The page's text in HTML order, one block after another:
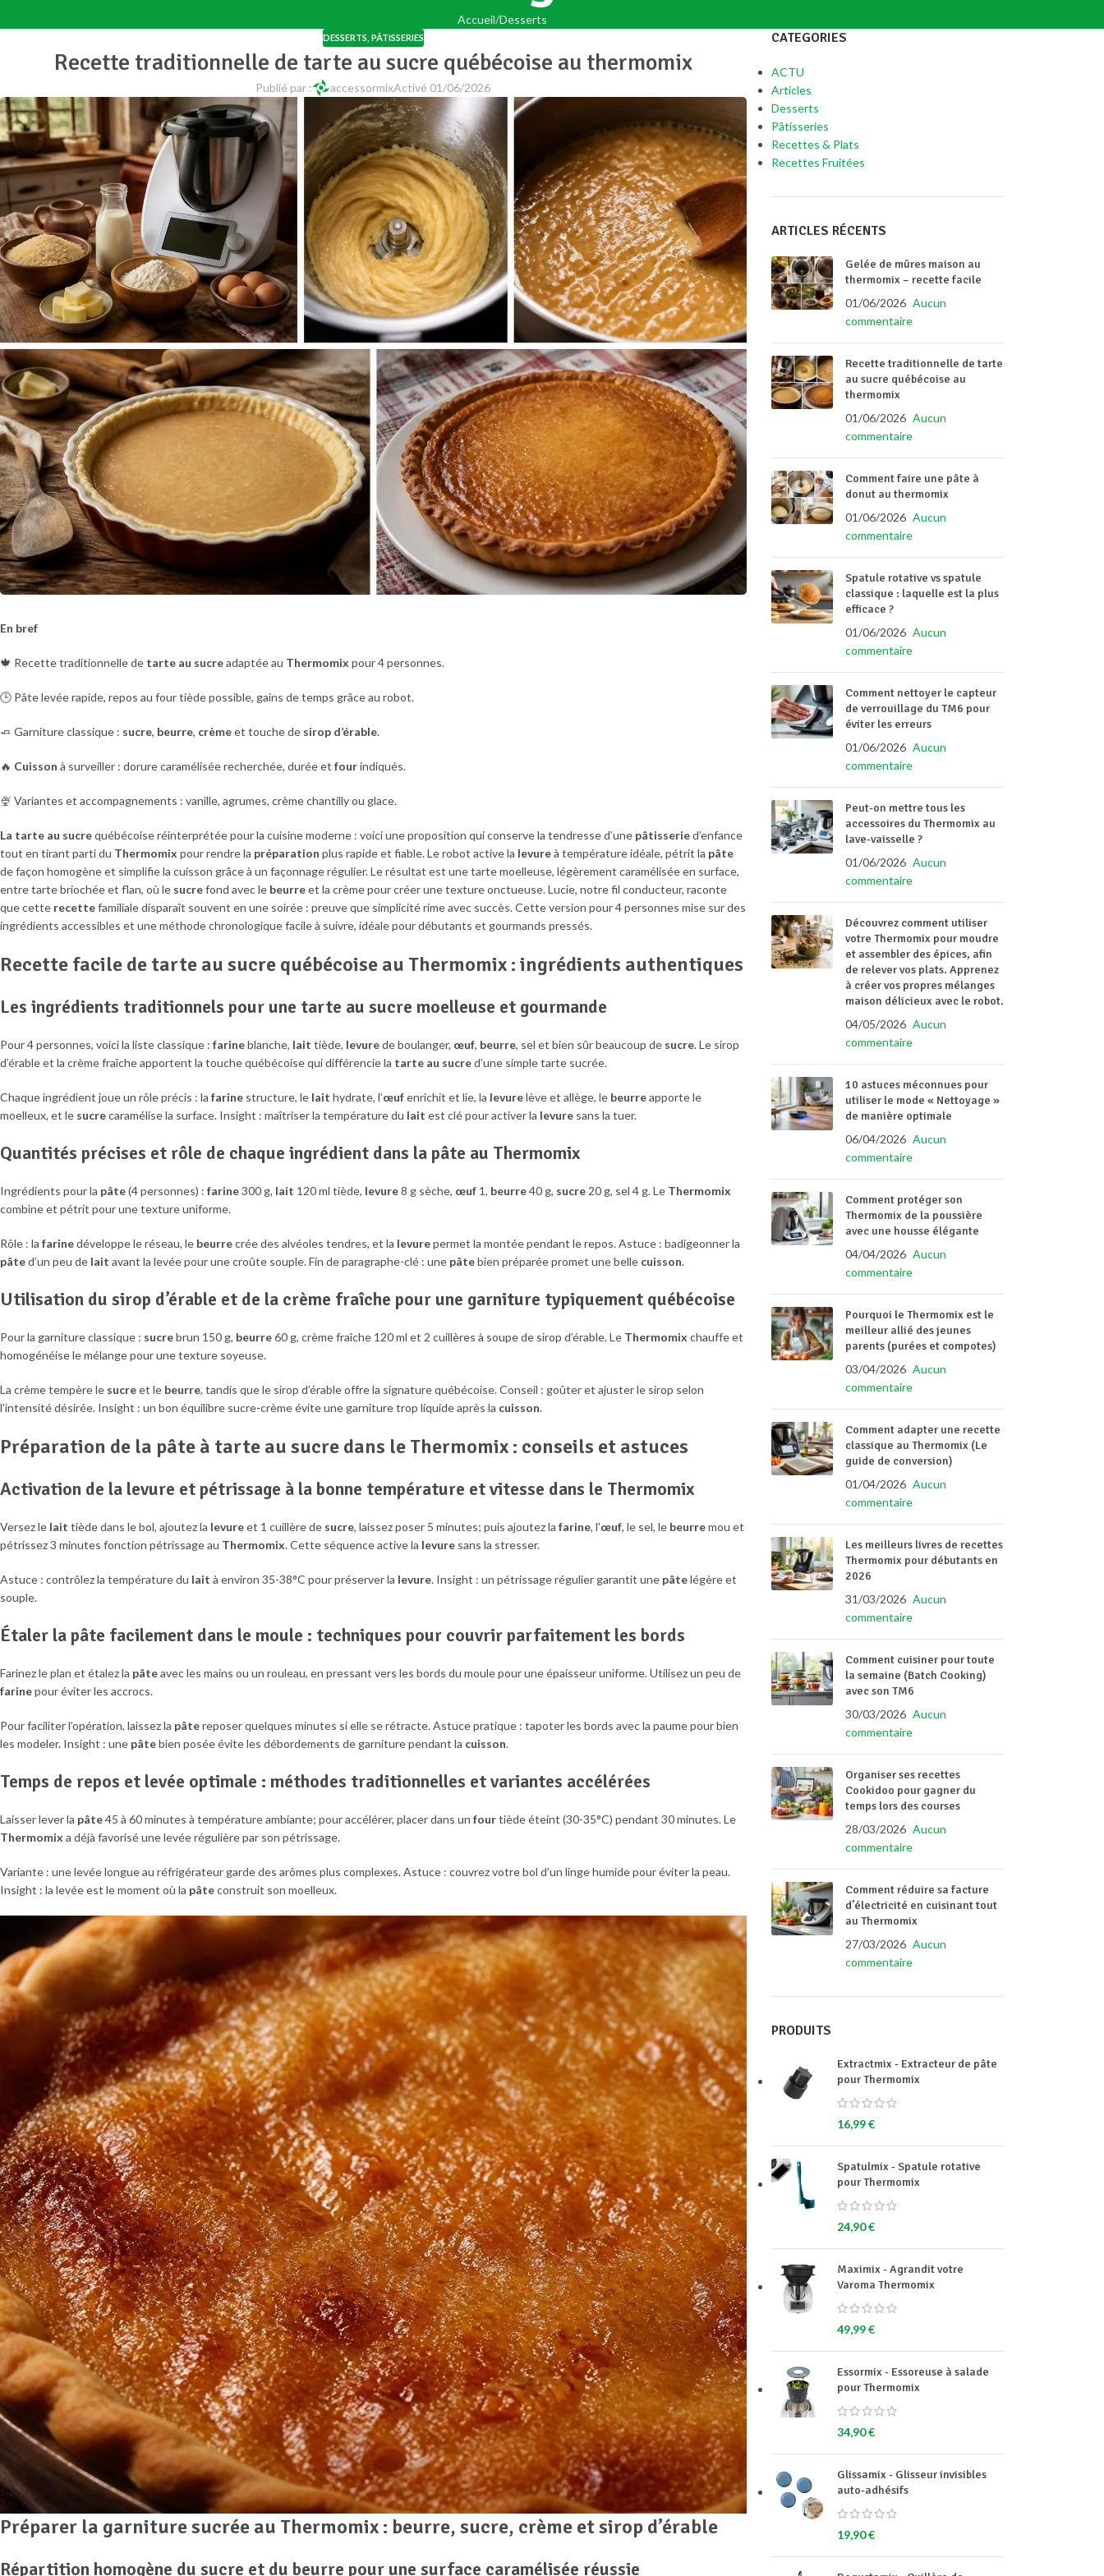
Accueil Desserts
DESSERTS PÂTISSERIES
Recette traditionnelle de tarte au sucre québécoise au thermomix
Publié par : accessormixActivé 01/06/2026
En bref
🍁 Recette traditionnelle de tarte au sucreadaptée au Thermomix pour 4 personnes.
🕒 Pâte levée rapide, repos au four tiède possible, gains de temps grâce au robot.
🧈 Garniture classique : sucre, beurre, crèmeet touche de sirop d’érable.
🔥 Cuisson à surveiller : dorure caramélisée recherchée, durée et fourindiqués.
🍨 Variantes et accompagnements : vanille, agrumes, crème chantilly ou glace.
La tarte au sucrequébécoise réinterprétée pour la cuisine moderne : voici une proposition qui conserve la tendresse d’une pâtisseried’enfance
tout en tirant parti du Thermomix pour rendre la préparation plus rapide et fiable. Le robot active la levureà température idéale, pétrit la pâte
de façon homogène et simplifie la cuisson grâce à un façonnage régulier. Le résultat est une tarte moelleuse, légèrement caramélisée en surface,
entre tarte briochée et flan, où le sucrefond avec le beurreet la crème pour créer une texture onctueuse. Lucie, notre fil conducteur, raconte
que cette recettefamiliale disparaît souvent en une soirée : preuve que simplicité rime avec succès. Cette version pour 4 personnes mise sur des
ingrédients accessibles et une méthode chronologique facile à suivre, idéale pour débutants et gourmands pressés.
Recette facile de tarte au sucre québécoise au Thermomix : ingrédients authentiques
Les ingrédients traditionnels pour une tarte au sucre moelleuse et gourmande
Pour 4 personnes, voici la liste classique : farineblanche, lait tiède, levurede boulanger, œuf, beurre, sel et bien sûr beaucoup de sucre. Le sirop
d’érable et la crème fraîche apportent la touche québécoise qui différencie la tarte au sucred’une simple tarte sucrée.
Chaque ingrédient joue un rôle précis : la farine structure, le lait hydrate, l’œufenrichit et lie, la levurelève et allège, le beurreapporte le
moelleux, et le sucrecaramélise la surface. Insight : maîtriser la température du lait est clé pour activer la levure sans la tuer.
Quantités précises et rôle de chaque ingrédient dans la pâte au Thermomix
Ingrédients pour la pâte(4 personnes) : farine300 g, lait 120 ml tiède, levure8 g sèche, œuf 1, beurre40 g, sucre 20 g, sel 4 g. Le Thermomix
combine et pétrit pour une texture uniforme.
Rôle : la farinedéveloppe le réseau, le beurrecrée des alvéoles tendres, et la levurepermet la montée pendant le repos. Astuce : badigeonner la
pâted’un peu de lait avant la levée pour une croûte souple. Fin de paragraphe-clé : une pâtebien préparée promet une belle cuisson.
Utilisation du sirop d’érable et de la crème fraîche pour une garniture typiquement québécoise
Pour la garniture classique : sucrebrun 150 g, beurre60 g, crème fraîche 120 ml et 2 cuillères à soupe de sirop d’érable. Le Thermomix chauffe et
homogénéise le mélange pour une texture soyeuse.
La crème tempère le sucreet le beurre, tandis que le sirop d’érable offre la signature québécoise. Conseil : goûter et ajuster le sirop selon
l’intensité désirée. Insight : un bon équilibre sucre-crème évite une garniture trop liquide après la cuisson.
Préparation de la pâte à tarte au sucre dans le Thermomix : conseils et astuces
Activation de la levure et pétrissage à la bonne température et vitesse dans le Thermomix
Versez le lait tiède dans le bol, ajoutez la levureet 1 cuillère de sucre, laissez poser 5 minutes; puis ajoutez la farine, l’œuf, le sel, le beurremou et
pétrissez 3 minutes fonction pétrissage au Thermomix. Cette séquence active la levure sans la stresser.
Astuce : contrôlez la température du lait à environ 35-38°C pour préserver la levure. Insight : un pétrissage régulier garantit une pâtelégère et
souple.
Étaler la pâte facilement dans le moule : techniques pour couvrir parfaitement les bords
Farinez le plan et étalez la pâteavec les mains ou un rouleau, en pressant vers les bords du moule pour une épaisseur uniforme. Utilisez un peu de
farinepour éviter les accrocs.
Pour faciliter l’opération, laissez la pâtereposer quelques minutes si elle se rétracte. Astuce pratique : tapoter les bords avec la paume pour bien
les modeler. Insight : une pâtebien posée évite les débordements de garniture pendant la cuisson.
Temps de repos et levée optimale : méthodes traditionnelles et variantes accélérées
Laisser lever la pâte45 à 60 minutes à température ambiante; pour accélérer, placer dans un fourtiède éteint (30-35°C) pendant 30 minutes. Le
Thermomix a déjà favorisé une levée régulière par son pétrissage.
Variante : une levée longue au réfrigérateur garde des arômes plus complexes. Astuce : couvrez votre bol d’un linge humide pour éviter la peau.
Insight : la levée est le moment où la pâteconstruit son moelleux.
Préparer la garniture sucrée au Thermomix : beurre, sucre, crème et sirop d’érable
Répartition homogène du sucre et du beurre pour une surface caramélisée réussie
CATEGORIES
ACTU
Articles
Desserts
Pâtisseries
Recettes & Plats
Recettes Fruitées
ARTICLES RÉCENTS
Gelée de mûres maison au
thermomix – recette facile
01/06/2026 Aucun
commentaire
Recette traditionnelle de tarte
au sucre québécoise au
thermomix
01/06/2026 Aucun
commentaire
Comment faire une pâte à
donut au thermomix
01/06/2026 Aucun
commentaire
Spatule rotative vs spatule
classique : laquelle est la plus
efficace ?
01/06/2026 Aucun
commentaire
Comment nettoyer le capteur
de verrouillage du TM6 pour
éviter les erreurs
01/06/2026 Aucun
commentaire
Peut-on mettre tous les
accessoires du Thermomix au
lave-vaisselle ?
01/06/2026 Aucun
commentaire
Découvrez comment utiliser
votre Thermomix pour moudre
et assembler des épices, afin
de relever vos plats. Apprenez
à créer vos propres mélanges
maison délicieux avec le robot.
04/05/2026 Aucun
commentaire
10 astuces méconnues pour
utiliser le mode « Nettoyage »
de manière optimale
06/04/2026 Aucun
commentaire
Comment protéger son
Thermomix de la poussière
avec une housse élégante
04/04/2026 Aucun
commentaire
Pourquoi le Thermomix est le
meilleur allié des jeunes
parents (purées et compotes)
03/04/2026 Aucun
commentaire
Comment adapter une recette
classique au Thermomix (Le
guide de conversion)
01/04/2026 Aucun
commentaire
Les meilleurs livres de recettes
Thermomix pour débutants en
2026
31/03/2026 Aucun
commentaire
Comment cuisiner pour toute
la semaine (Batch Cooking)
avec son TM6
30/03/2026 Aucun
commentaire
Organiser ses recettes
Cookidoo pour gagner du
temps lors des courses
28/03/2026 Aucun
commentaire
Comment réduire sa facture
d’électricité en cuisinant tout
au Thermomix
27/03/2026 Aucun
commentaire
PRODUITS
Extractmix - Extracteur de pâte
pour Thermomix
16,99€
Spatulmix - Spatule rotative
pour Thermomix
24,90€
Maximix - Agrandit votre
Varoma Thermomix
49,99€
Essormix - Essoreuse à salade
pour Thermomix
34,90€
Glissamix - Glisseur invisibles
auto-adhésifs
19,90€